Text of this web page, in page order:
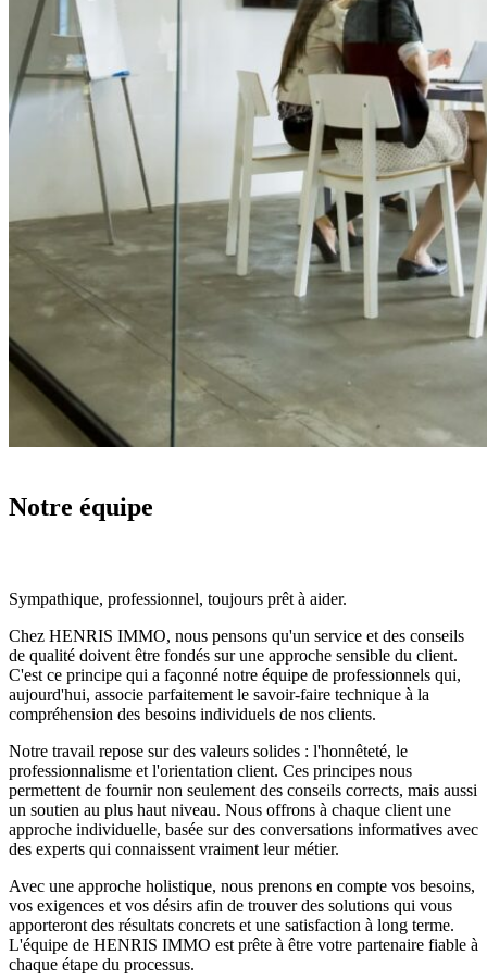
Notre équipe
Sympathique, professionnel, toujours prêt à aider.
Chez HENRIS IMMO, nous pensons qu'un service et des conseils
de qualité doivent être fondés sur une approche sensible du client.
C'est ce principe qui a façonné notre équipe de professionnels qui,
aujourd'hui, associe parfaitement le savoir-faire technique à la
compréhension des besoins individuels de nos clients.
Notre travail repose sur des valeurs solides : l'honnêteté, le
professionnalisme et l'orientation client. Ces principes nous
permettent de fournir non seulement des conseils corrects, mais aussi
un soutien au plus haut niveau. Nous offrons à chaque client une
approche individuelle, basée sur des conversations informatives avec
des experts qui connaissent vraiment leur métier.
Avec une approche holistique, nous prenons en compte vos besoins,
vos exigences et vos désirs afin de trouver des solutions qui vous
apporteront des résultats concrets et une satisfaction à long terme.
L'équipe de HENRIS IMMO est prête à être votre partenaire fiable à
chaque étape du processus.